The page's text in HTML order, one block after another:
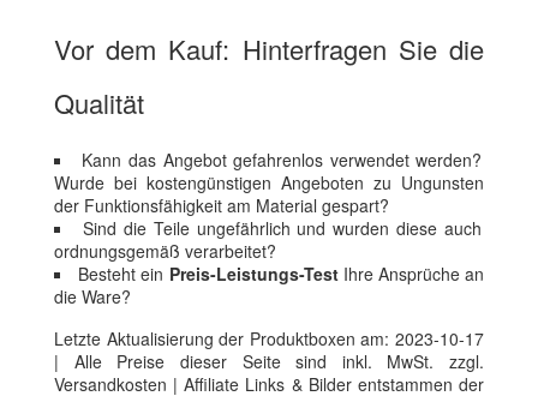
Vor dem Kauf: Hinterfragen Sie die
Qualität
Kann das Angebot gefahrenlos verwendet werden?
Wurde bei kostengünstigen Angeboten zu Ungunsten
der Funktionsfähigkeit am Material gespart?
Sind die Teile ungefährlich und wurden diese auch
ordnungsgemäß verarbeitet?
Besteht ein Preis-Leistungs-TestIhre Ansprüche an
die Ware?
Letzte Aktualisierung der Produktboxen am: 2023-10-17
| Alle Preise dieser Seite sind inkl. MwSt. zzgl.
Versandkosten | Affiliate Links & Bilder entstammen der